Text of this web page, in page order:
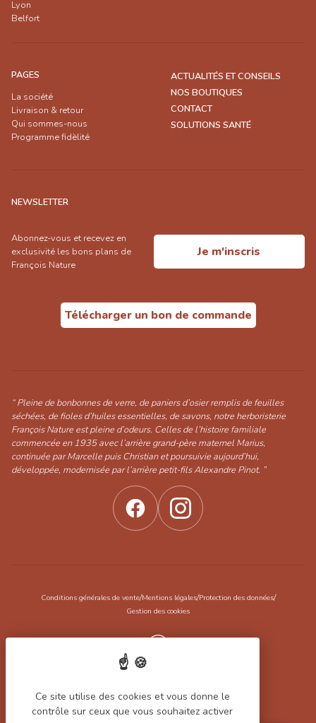
Lyon
Belfort
PAGES
La société
Livraison & retour
Qui sommes-nous
Programme fidèlité
ACTUALITÉS ET CONSEILS
NOS BOUTIQUES
CONTACT
SOLUTIONS SANTÉ
NEWSLETTER
Abonnez-vous et recevez en
exclusivité les bons plans de
François Nature
Je m'inscris
Télécharger un bon de commande
“ Pleine de bonbonnes de verre, de paniers d’osier remplis de feuilles
séchées, de fioles d’huiles essentielles, de savons, notre herboristerie
François Nature est pleine d’odeurs. Celles de l’histoire familiale
commencée en 1935 avec l’arrière grand-père maternel Marius,
continuée par Marcelle puis Christian et poursuivie aujourd’hui,
développée, modernisée par l’arrière petit-fils Alexandre Pinot. ”
Conditions générales de vente/Mentions légales/Protection des données/
Gestion des cookies
Réalisation Koredge
Ce site utilise des cookies et vous donne le
contrôle sur ceux que vous souhaitez activer